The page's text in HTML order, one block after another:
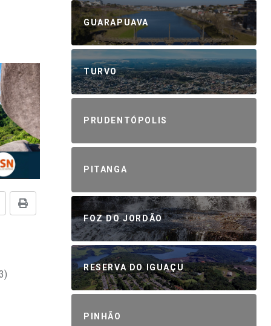
GUARAPUAVA
TURVO
PRUDENTÓPOLIS
PITANGA
FOZ DO JORDÃO
RESERVA DO IGUAÇU
PINHÃO